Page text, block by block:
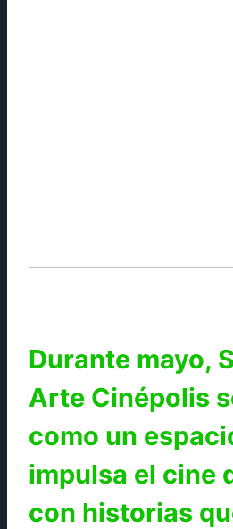
Durante mayo,
Arte Cinépolis
como un
impulsa el cine
con historias